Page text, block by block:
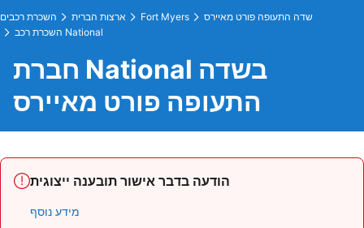
השכרת רכבים ארצות הברית Fort Myers
שדה התעופה פורט מאיירס
השכרת רכב National
חברת National בשדה
התעופה פורט מאיירס
הודעה בדבר אישור תובענה ייצוגית
מידע נוסף